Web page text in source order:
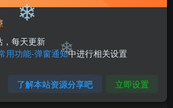
会员专属资源
您暂无购买权限，请先开通会员
开通会员
，每天更新
用功能-弹窗通知中进行相关设置
了解本站资源分享吧 立即设置
❄